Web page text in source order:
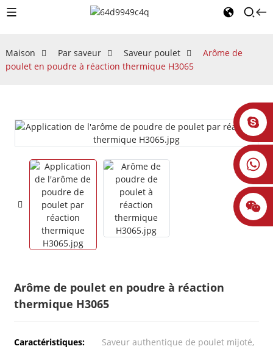
Maison Par saveur Saveur poulet
Arôme de
poulet en poudre à réaction thermique H3065
Arôme de poulet en poudre à réaction
thermique H3065
Caractéristiques:
Saveur authentique de poulet mijoté,